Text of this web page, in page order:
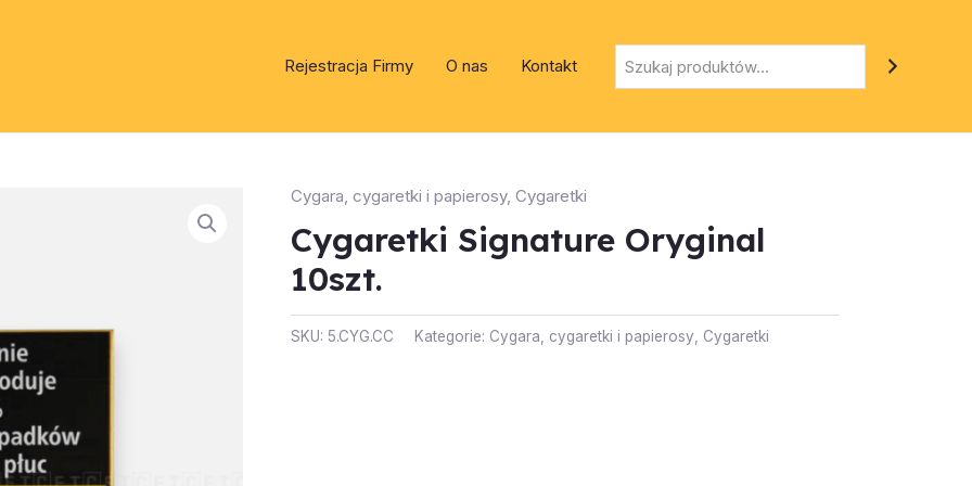
Rejestracja Firmy O nas Kontakt
Cygara, cygaretki i papierosy, Cygaretki
Cygaretki Signature Oryginal
10szt.
SKU: 5.CYG.CC Kategorie: Cygara, cygaretki i papierosy, Cygaretki